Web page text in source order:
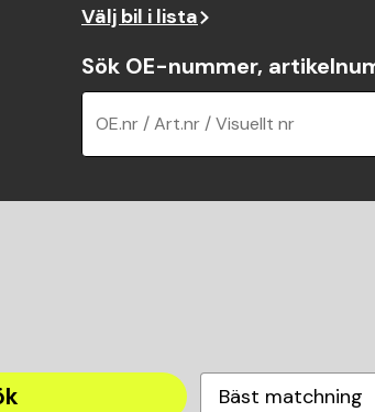
Välj bil i lista
Sök OE-nummer,
OE.nr / Art.nr / Visuellt nr
Bäst matchning